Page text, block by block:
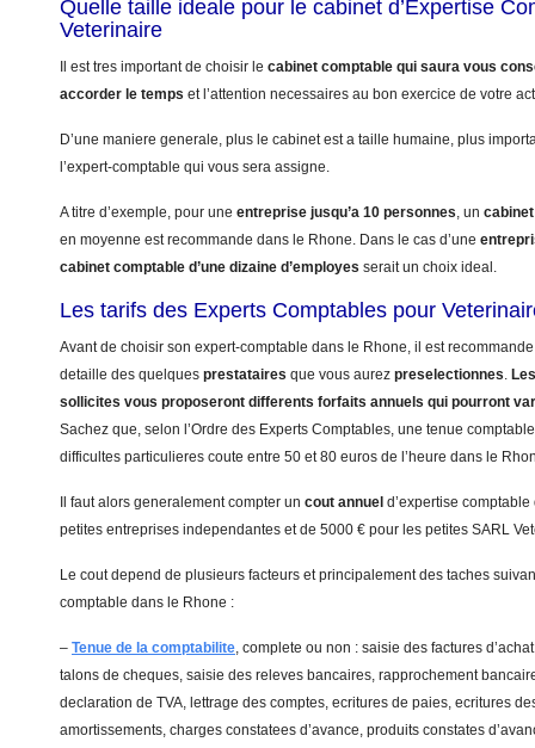
Quelle taille ideale pour le cabinet d’Expertise
Veterinaire
Il est tres important de choisir le cabinet comptable qui saura vous
accorder le temps et l’attention necessaires au bon exercice de votre
D’une maniere generale, plus le cabinet est a taille humaine, plus
l’expert-comptable qui vous sera assigne.
A titre d’exemple, pour une entreprise jusqu’a 10 personnes, un
en moyenne est recommande dans le Rhone. Dans le cas d’une
cabinet comptable d’une dizaine d’employes serait un choix ideal.
Les tarifs des Experts Comptables pour
Avant de choisir son expert-comptable dans le Rhone, il est
detaille des quelques prestataires que vous aurez preselectionnes.
sollicites vous proposeront differents forfaits annuels qui pourront
Sachez que, selon l’Ordre des Experts Comptables, une tenue
difficultes particulieres coute entre 50 et 80 euros de l’heure dans le
Il faut alors generalement compter un cout annuel d’expertise
petites entreprises independantes et de 5000 € pour les petites SARL
Le cout depend de plusieurs facteurs et principalement des taches
comptable dans le Rhone :
– Tenue de la comptabilite, complete ou non : saisie des factures
talons de cheques, saisie des releves bancaires, rapprochement
declaration de TVA, lettrage des comptes, ecritures de paies, ecritures
amortissements, charges constatees d’avance, produits constates